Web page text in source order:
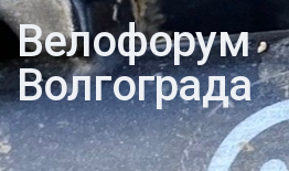
Велофорум
Волгограда